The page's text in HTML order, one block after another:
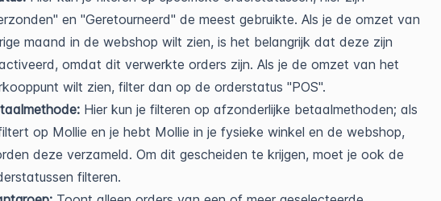
en "Geretourneerd" de meest gebruikte. Als je de omzet van
maand in de webshop wilt zien, is het belangrijk dat deze zijn
omdat dit verwerkte orders zijn. Als je de omzet van het
wilt zien, filter dan op de orderstatus "POS".
Hier kun je filteren op afzonderlijke betaalmethoden; als
op Mollie en je hebt Mollie in je fysieke winkel en de webshop,
deze verzameld. Om dit gescheiden te krijgen, moet je ook de
filteren.